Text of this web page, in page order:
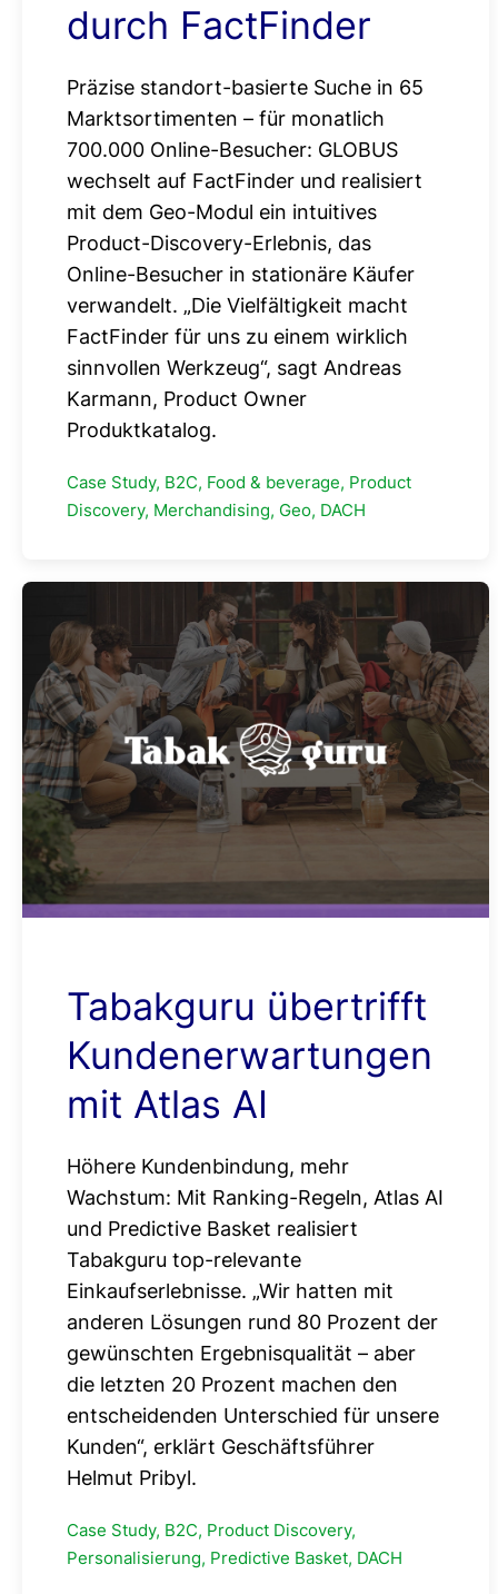
durch FactFinder
Präzise standort-basierte Suche in 65
Marktsortimenten – für monatlich
700.000 Online-Besucher: GLOBUS
wechselt auf FactFinder und realisiert
mit dem Geo-Modul ein intuitives
Product-Discovery-Erlebnis, das
Online-Besucher in stationäre Käufer
verwandelt. „Die Vielfältigkeit macht
FactFinder für uns zu einem wirklich
sinnvollen Werkzeug“, sagt Andreas
Karmann, Product Owner
Produktkatalog.
Case Study, B2C, Food & beverage, Product
Discovery, Merchandising, Geo, DACH
Tabakguru übertrifft
Kundenerwartungen
mit Atlas AI
Höhere Kundenbindung, mehr
Wachstum: Mit Ranking-Regeln, Atlas AI
und Predictive Basket realisiert
Tabakguru top-relevante
Einkaufserlebnisse. „Wir hatten mit
anderen Lösungen rund 80 Prozent der
gewünschten Ergebnisqualität – aber
die letzten 20 Prozent machen den
entscheidenden Unterschied für unsere
Kunden“, erklärt Geschäftsführer
Helmut Pribyl.
Case Study, B2C, Product Discovery,
Personalisierung, Predictive Basket, DACH